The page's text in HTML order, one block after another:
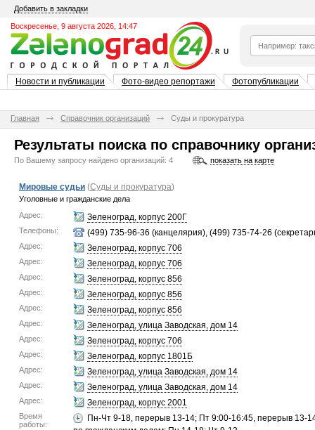
Добавить в закладки
Воскресенье, 9 августа 2026, 14:47
Новости и публикации Фото-видео репортажи Фотопубликации
Главная Справочник организаций Суды и прокуратура
Результаты поиска по справочнику
По Вашему запросу найдено организаций: 4 показать на карте
Мировые судьи (Суды и прокуратура)
Уголовные и гражданские дела
Адрес:
Зеленоград, корпус 200Г
Телефоны: (499) 735-96-36 (канцелярия), (499) 735-74-26
Адрес: Зеленоград, корпус 706
Адрес: Зеленоград, корпус 706
Адрес: Зеленоград, корпус 856
Адрес: Зеленоград, корпус 856
Адрес: Зеленоград, корпус 856
Адрес: Зеленоград, улица Заводская, дом 14
Адрес: Зеленоград, корпус 706
Адрес: Зеленоград, корпус 1801Б
Адрес: Зеленоград, улица Заводская, дом 14
Адрес: Зеленоград, улица Заводская, дом 14
Адрес: Зеленоград, корпус 2001
Время
работы:
Пн-Чт 9-18, перерыв 13-14; Пт 9:00-16:45, перерыв 13-